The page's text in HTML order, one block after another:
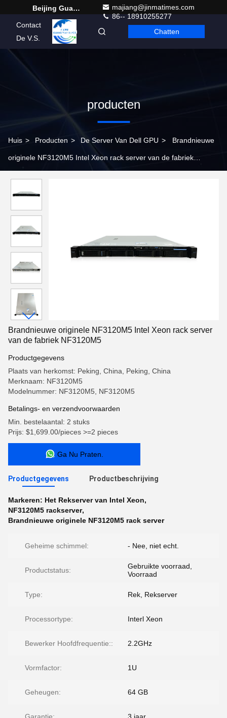
Beijing Guangtian Runze Technology Co., Ltd.
majiang@jinmatimes.com
86-- 18910255277
Contact
De V.S.
Dutch Chatten
producten
Huis > Producten > De Server Van Dell GPU > Brandnieuwe
originele NF3120M5 Intel Xeon rack server van de fabriek
Brandnieuwe originele NF3120M5 Intel Xeon rack server
van de fabriek NF3120M5
Productgegevens
Plaats van herkomst: Peking, China, Peking, China
Merknaam: NF3120M5
Modelnummer: NF3120M5, NF3120M5
Betalings- en verzendvoorwaarden
Min. bestelaantal: 2 stuks
Prijs: $1,699.00/pieces >=2 pieces
Ga Nu Praten.
Productgegevens Productbeschrijving
Markeren: Het Rekserver van Intel Xeon,
NF3120M5 rackserver,
Brandnieuwe originele NF3120M5 rack server
Geheime schimmel: - Nee, niet echt.
Productstatus:
Gebruikte voorraad,
Voorraad
Type: Rek, Rekserver
Processortype: Interl Xeon
Bewerker Hoofdfrequentie:: 2.2GHz
Vormfactor: 1U
Geheugen: 64 GB